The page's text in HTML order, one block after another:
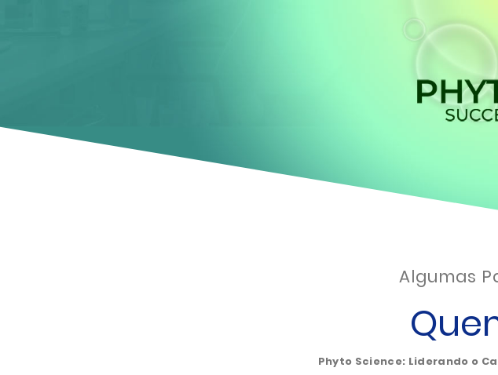
Algumas
Phyto Science: Liderando o